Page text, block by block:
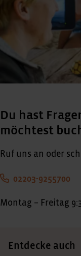
Du hast
möchtest
Ruf uns an oder
02203-9255700
Montag – Freitag
Entdecke auch